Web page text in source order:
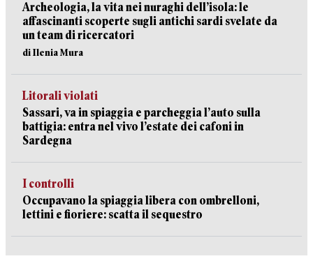
Archeologia, la vita nei nuraghi dell’isola: le
affascinanti scoperte sugli antichi sardi svelate da
un team di ricercatori
di Ilenia Mura
Litorali violati
Sassari, va in spiaggia e parcheggia l’auto sulla
battigia: entra nel vivo l’estate dei cafoni in
Sardegna
I controlli
Occupavano la spiaggia libera con ombrelloni,
lettini e fioriere: scatta il sequestro